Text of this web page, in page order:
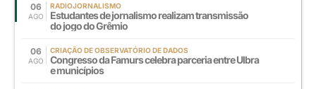
06
AGO
RADIOJORNALISMO
Estudantes de jornalismo realizam transmissão
do jogo do Grêmio
06
AGO
CRIAÇÃO DE OBSERVATÓRIO DE DADOS
Congresso da Famurs celebra parceria entre Ulbra
e municípios